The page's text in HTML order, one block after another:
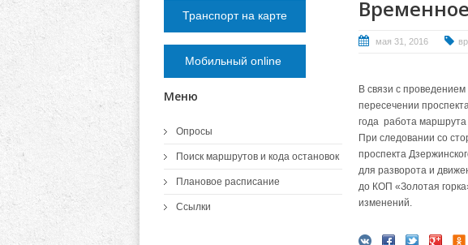
мая 31, 2016
В связи с
пересечении
года работа
При следовании со
проспекта
для разворота и
до КОП «Золотая
изменений.
Транспорт на карте
Мобильный online
Меню
Опросы
Поиск маршрутов и кода остановок
Плановое расписание
Ссылки